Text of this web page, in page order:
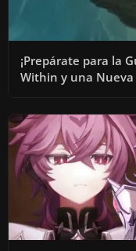
¡Prepárate para la
Within y una Nueva